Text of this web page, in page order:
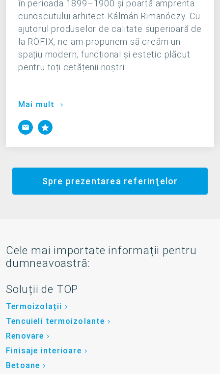
în perioada 1899–1900 și poartă amprenta
cunoscutului arhitect Kálmán Rimanóczy. Cu
ajutorul produselor de calitate superioară de
la RÖFIX, ne-am propunem să creăm un
spațiu modern, funcțional și estetic plăcut
pentru toți cetățenii noștri.
Mai mult
Spre prezentarea referinţelor
Cele mai importate informații pentru
dumneavoastră:
Soluții de TOP
Termoizolații
Tencuieli termoizolante
Renovare
Finisaje interioare
Betoane